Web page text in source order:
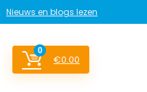
Nieuws en blogs lezen
0
€0.00